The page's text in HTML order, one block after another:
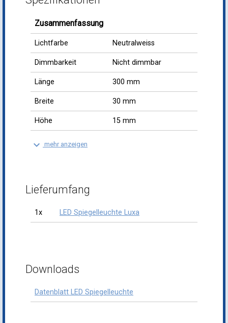
Zusammenfassung
Lichtfarbe Neutralweiss
Dimmbarkeit Nicht dimmbar
Länge 300 mm
Breite 30 mm
Höhe 15 mm
keyboard_arrow_down mehr anzeigen
Lieferumfang
1x LED Spiegelleuchte Luxa
Downloads
Datenblatt LED Spiegelleuchte